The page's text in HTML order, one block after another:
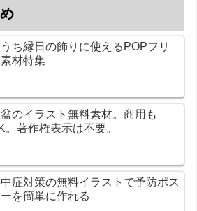
ち縁日の飾りに使えるPOPフリ
材特集
のイラスト無料素材。商用も
。著作権表示は不要。
症対策の無料イラストで予防ポス
を簡単に作れる